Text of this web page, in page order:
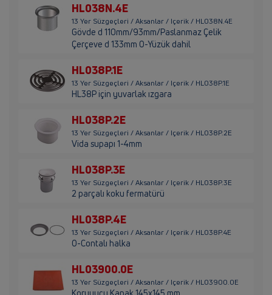
HL038N.4E
13 Yer Süzgeçleri / Aksanlar / Içerik / HL038N.4E
Gövde d 110mm/93mm/Paslanmaz Çelik
Çerçeve d 133mm O-Yüzük dahil
HL038P.1E
13 Yer Süzgeçleri / Aksanlar / Içerik / HL038P.1E
HL38P için yuvarlak ızgara
HL038P.2E
13 Yer Süzgeçleri / Aksanlar / Içerik / HL038P.2E
Vida supapı 1-4mm
HL038P.3E
13 Yer Süzgeçleri / Aksanlar / Içerik / HL038P.3E
2 parçalı koku fermatürü
HL038P.4E
13 Yer Süzgeçleri / Aksanlar / Içerik / HL038P.4E
O-Contalı halka
HL03900.0E
13 Yer Süzgeçleri / Aksanlar / Içerik / HL03900.0E